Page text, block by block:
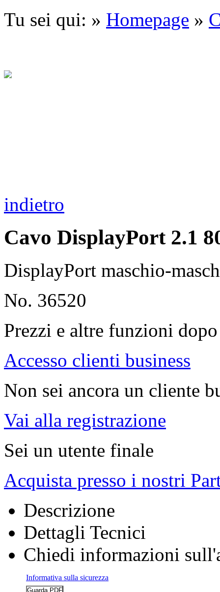
Tu sei qui: » Homepage »
indietro
Cavo DisplayPort 2.1
DisplayPort maschio-
No. 36520
Prezzi e altre funzioni
Accesso clienti business
Non sei ancora un cliente
Vai alla registrazione
Sei un utente finale
Acquista presso i nostri
Descrizione
Dettagli Tecnici
Chiedi informazioni
Informativa sulla sicurezza